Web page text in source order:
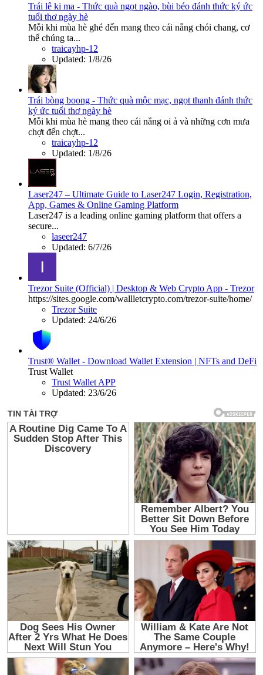
Trái lê ki ma - Thức quà ngọt ngào, bùi béo đánh thức ký ức
tuổi thơ ngày hè
Mỗi khi mùa hè ghé đến mang theo cái nắng chói chang, cơ
thể chúng ta...
traicayhp-12
Updated: 1/8/26
Trái bòng boong - Thức quà mộc mạc, ngọt thanh đánh thức
ký ức tuổi thơ ngày hè
Mỗi khi mùa hè mang theo cái nắng oi ả và những cơn mưa
chợt đến chợt...
traicayhp-12
Updated: 1/8/26
Laser247 – Ultimate Guide to Laser247 Login, Registration,
App, Games & Online Gaming Platform
Laser247 is a leading online gaming platform that offers a
secure...
laseer247
Updated: 6/7/26
Trezor Suite (Official) | Desktop & Web Crypto App - Trezor
https://sites.google.com/wallletcrypto.com/trezor-suite/home/
Trezor Suite
Updated: 24/6/26
Trust® Wallet - Download Wallet Extension | NFTs and DeFi
Trust Wallet
Trust Wallet APP
Updated: 23/6/26